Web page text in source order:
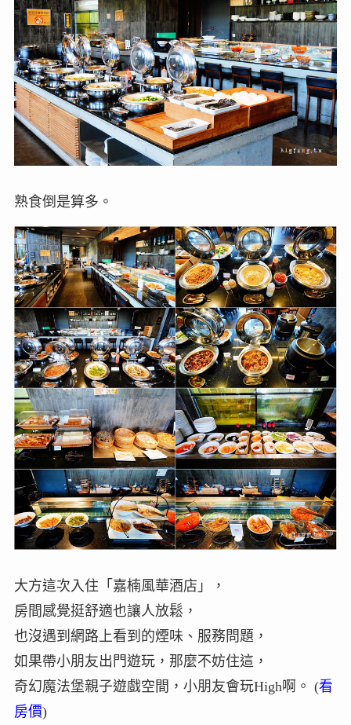
熟食倒是算多。
大方這次入住「嘉楠風華酒店」，
房間感覺挺舒適也讓人放鬆，
也沒遇到網路上看到的煙味、服務問題，
如果帶小朋友出門遊玩，那麼不妨住這，
奇幻魔法堡親子遊戲空間，小朋友會玩High啊。 (看
房價)